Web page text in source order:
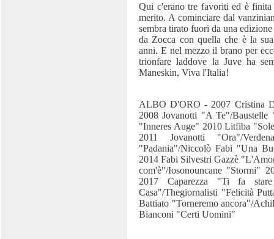
Qui c'erano tre favoriti ed è
merito. A cominciare dal
sembra tirato fuori da una
da Zocca con quella che è la
anni. E nel mezzo il brano per
trionfare laddove la Juve ha
Maneskin, Viva l'Italia!
ALBO D'ORO - 2007 Cristina
2008 Jovanotti "A Te"/
"Inneres Auge" 2010 Litfiba
2011 Jovanotti "Ora"/
"Padania"/Niccolò Fabi "Una
2014 Fabi Silvestri Gazzè
com'è"/Iosonouncane "Stormi"
2017 Caparezza "Ti fa
Casa"/Thegiornalisti "Felicità
Battiato "Torneremo ancora"/
Bianconi "Certi Uomini"